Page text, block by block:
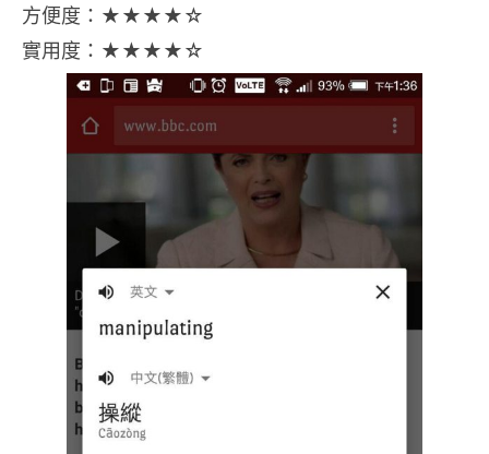
方便度：★★★★☆
實用度：★★★★☆